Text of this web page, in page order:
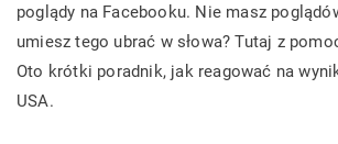
poglądy na Facebooku. Nie masz
umiesz tego ubrać w słowa? Tutaj z
Oto krótki poradnik, jak reagować na
USA.